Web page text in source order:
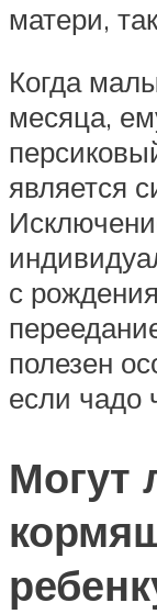
матери,
Когда
месяца,
является
с
полезен
если чадо
Могут